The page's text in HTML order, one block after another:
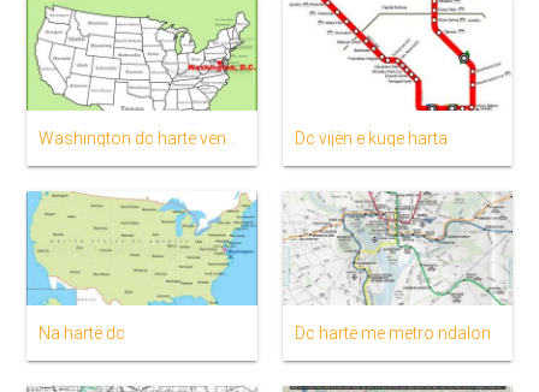
Dc vijën e kuqe harta
Na hartë dc Dc hartë me metro ndalon